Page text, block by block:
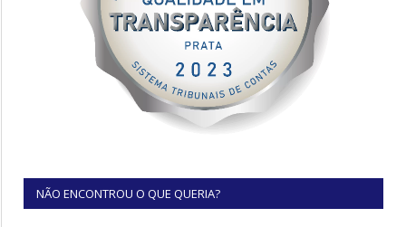
NÃO ENCONTROU O QUE QUERIA?